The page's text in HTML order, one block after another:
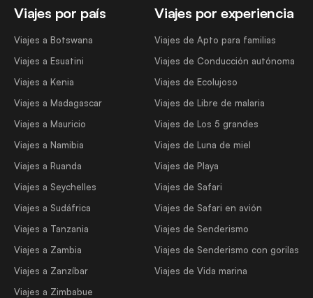
Viajes por país
Viajes a Botswana
Viajes a Esuatini
Viajes a Kenia
Viajes a Madagascar
Viajes a Mauricio
Viajes a Namibia
Viajes a Ruanda
Viajes a Seychelles
Viajes a Sudáfrica
Viajes a Tanzania
Viajes a Zambia
Viajes a Zanzíbar
Viajes a Zimbabue
Viajes por experiencia
Viajes de Apto para familias
Viajes de Conducción autónoma
Viajes de Ecolujoso
Viajes de Libre de malaria
Viajes de Los 5 grandes
Viajes de Luna de miel
Viajes de Playa
Viajes de Safari
Viajes de Safari en avión
Viajes de Senderismo
Viajes de Senderismo con gorilas
Viajes de Vida marina